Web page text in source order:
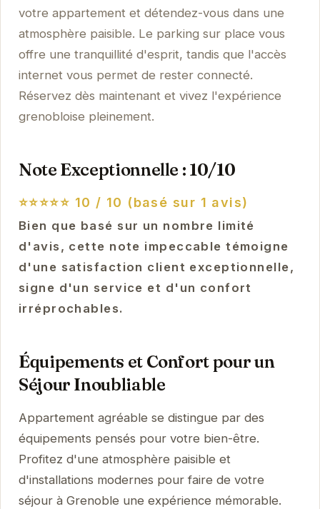
votre appartement et détendez-vous dans une
atmosphère paisible. Le parking sur place vous
offre une tranquillité d'esprit, tandis que l'accès
internet vous permet de rester connecté.
Réservez dès maintenant et vivez l'expérience
grenobloise pleinement.
Note Exceptionnelle : 10/10
⭐⭐⭐⭐⭐ 10 / 10 (basé sur 1 avis)
Bien que basé sur un nombre limité
d'avis, cette note impeccable témoigne
d'une satisfaction client exceptionnelle,
signe d'un service et d'un confort
irréprochables.
Équipements et Confort pour un
Séjour Inoubliable
Appartement agréable se distingue par des
équipements pensés pour votre bien-être.
Profitez d'une atmosphère paisible et
d'installations modernes pour faire de votre
séjour à Grenoble une expérience mémorable.